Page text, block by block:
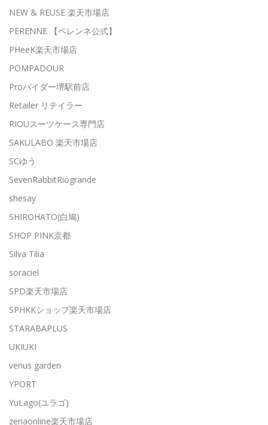
NEW & REUSE 楽天市場店
PERENNE 【ペレンネ公式】
PHeeK楽天市場店
POMPADOUR
Proバイダー堺駅前店
Retailer リテイラー
RIOUスーツケース専門店
SAKULABO 楽天市場店
SCゆう
SevenRabbitRiogrande
shesay
SHIROHATO(白鳩)
SHOP PINK京都
Silva Tilia
soraciel
SPD楽天市場店
SPHKKショップ楽天市場店
STARABAPLUS
UKIUKI
venus garden
YPORT
YuLago(ユラゴ)
zeriaonline楽天市場店